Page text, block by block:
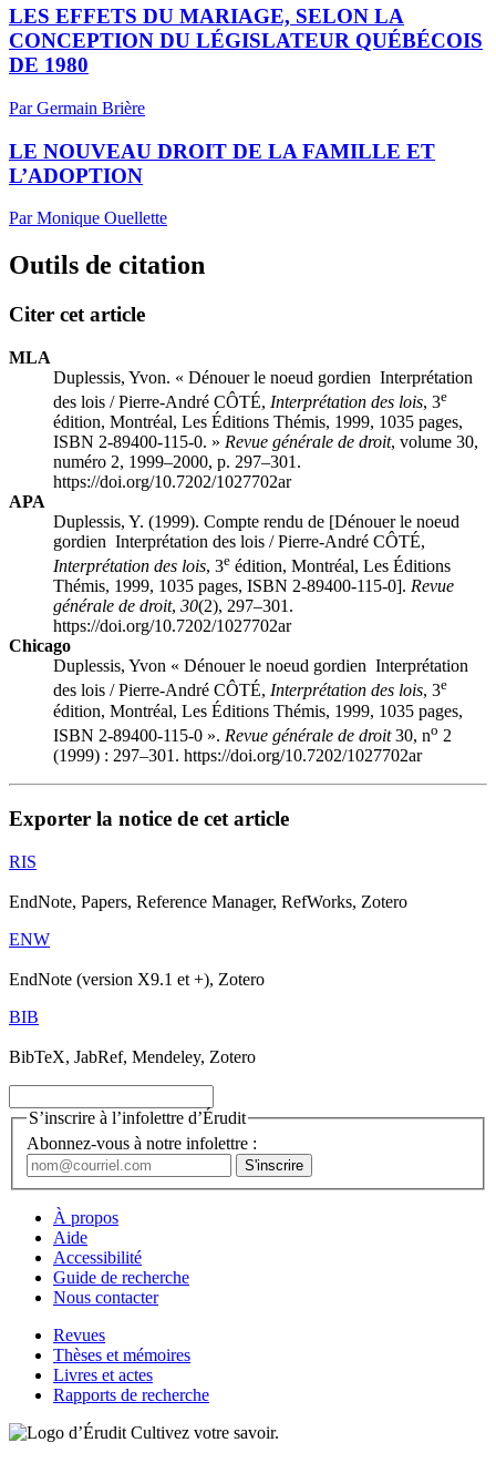
LES EFFETS DU MARIAGE, SELON LA
CONCEPTION DU LÉGISLATEUR QUÉBÉCOIS
DE 1980
Par Germain Brière
LE NOUVEAU DROIT DE LA FAMILLE ET
L’ADOPTION
Par Monique Ouellette
Outils de citation
Citer cet article
MLA
Duplessis, Yvon. « Dénouer le noeud gordien Interprétation
des lois / Pierre-André CÔTÉ, Interprétation des lois, 3e
édition, Montréal, Les Éditions Thémis, 1999, 1035 pages,
ISBN 2-89400-115-0. » Revue générale de droit, volume 30,
numéro 2, 1999–2000, p. 297–301.
https://doi.org/10.7202/1027702ar
APA
Duplessis, Y. (1999). Compte rendu de [Dénouer le noeud
gordien Interprétation des lois / Pierre-André CÔTÉ,
Interprétation des lois, 3e édition, Montréal, Les Éditions
Thémis, 1999, 1035 pages, ISBN 2-89400-115-0]. Revue
générale de droit, 30(2), 297–301.
https://doi.org/10.7202/1027702ar
Chicago
Duplessis, Yvon « Dénouer le noeud gordien Interprétation
des lois / Pierre-André CÔTÉ, Interprétation des lois, 3e
édition, Montréal, Les Éditions Thémis, 1999, 1035 pages,
ISBN 2-89400-115-0 ». Revue générale de droit30, no 2
(1999) : 297–301. https://doi.org/10.7202/1027702ar
Exporter la notice de cet article
RIS
EndNote, Papers, Reference Manager, RefWorks, Zotero
ENW
EndNote (version X9.1 et +), Zotero
BIB
BibTeX, JabRef, Mendeley, Zotero
S’inscrire à l’infolettre d’Érudit
Abonnez-vous à notre infolettre :
À propos
Aide
Accessibilité
Guide de recherche
Nous contacter
Revues
Thèses et mémoires
Livres et actes
Rapports de recherche
Cultivez votre savoir.